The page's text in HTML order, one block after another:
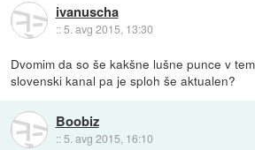
ivanuscha
::5. avg 2015, 13:30
Dvomim da so še kakšne lušne punce v
slovenski kanal pa je sploh še aktualen?
Boobiz
:: 5. avg 2015, 16:10